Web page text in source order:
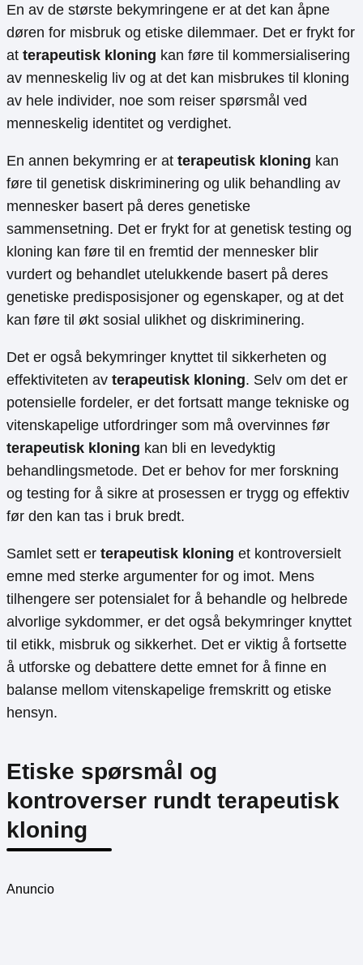
En av de største bekymringene er at det kan åpne
døren for misbruk og etiske dilemmaer. Det er frykt for
at terapeutisk kloning kan føre til kommersialisering
av menneskelig liv og at det kan misbrukes til kloning
av hele individer, noe som reiser spørsmål ved
menneskelig identitet og verdighet.
En annen bekymring er at terapeutisk kloning kan
føre til genetisk diskriminering og ulik behandling av
mennesker basert på deres genetiske
sammensetning. Det er frykt for at genetisk testing og
kloning kan føre til en fremtid der mennesker blir
vurdert og behandlet utelukkende basert på deres
genetiske predisposisjoner og egenskaper, og at det
kan føre til økt sosial ulikhet og diskriminering.
Det er også bekymringer knyttet til sikkerheten og
effektiviteten av terapeutisk kloning. Selv om det er
potensielle fordeler, er det fortsatt mange tekniske og
vitenskapelige utfordringer som må overvinnes før
terapeutisk kloning kan bli en levedyktig
behandlingsmetode. Det er behov for mer forskning
og testing for å sikre at prosessen er trygg og effektiv
før den kan tas i bruk bredt.
Samlet sett er terapeutisk kloning et kontroversielt
emne med sterke argumenter for og imot. Mens
tilhengere ser potensialet for å behandle og helbrede
alvorlige sykdommer, er det også bekymringer knyttet
til etikk, misbruk og sikkerhet. Det er viktig å fortsette
å utforske og debattere dette emnet for å finne en
balanse mellom vitenskapelige fremskritt og etiske
hensyn.
Etiske spørsmål og
kontroverser rundt terapeutisk
kloning
Anuncio